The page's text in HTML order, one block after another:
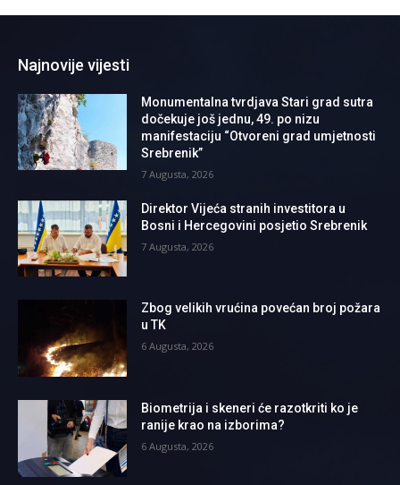
Najnovije vijesti
Monumentalna tvrdjava Stari grad sutra
dočekuje još jednu, 49. po nizu
manifestaciju “Otvoreni grad umjetnosti
Srebrenik”
7 Augusta, 2026
Direktor Vijeća stranih investitora u
Bosni i Hercegovini posjetio Srebrenik
7 Augusta, 2026
Zbog velikih vrućina povećan broj požara
u TK
6 Augusta, 2026
Biometrija i skeneri će razotkriti ko je
ranije krao na izborima?
6 Augusta, 2026